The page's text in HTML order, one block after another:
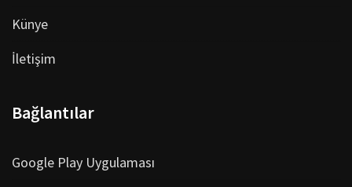
Künye
İletişim
Bağlantılar
Google Play Uygulaması